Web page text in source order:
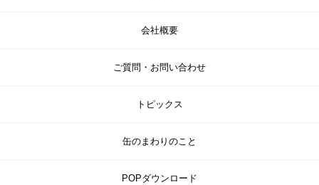
会社概要
ご質問・お問い合わせ
トピックス
缶のまわりのこと
POPダウンロード